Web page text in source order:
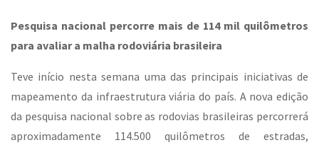
Pesquisa nacional percorre mais de 114 mil quilômetros
para avaliar a malha rodoviária brasileira
Teve início nesta semana uma das principais iniciativas de
mapeamento da infraestrutura viária do país. A nova edição
da pesquisa nacional sobre as rodovias brasileiras percorrerá
aproximadamente 114.500 quilômetros de estradas,